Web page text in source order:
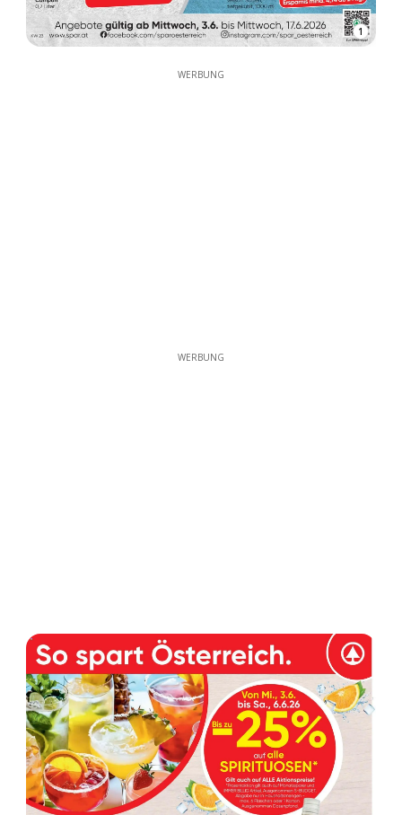
1
WERBUNG
WERBUNG